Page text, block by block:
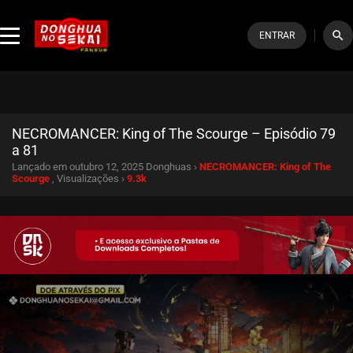
ENTRAR search
NECROMANCER: King of The Scourge – Episódio 79
a 81
Lançado em outubro 12, 2025 Donghuas › NECROMANCER: King of The
Scourge , Visualizações › 9.3k